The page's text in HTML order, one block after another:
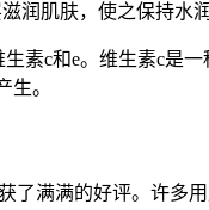
润肌肤，使之保持水
生素c和e。维生素c是
生。
了满满的好评。许多